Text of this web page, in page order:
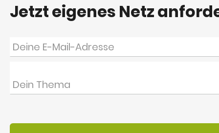
Jetzt eigenes Netz